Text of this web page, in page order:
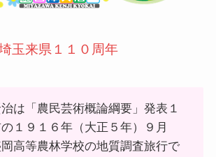
玉来県１１０周年
は「農民芸術概論綱要」発表１
の１９１６年（大正５年）９月
高等農林学校の地質調査旅行で